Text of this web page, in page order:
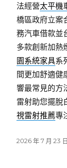
法經營太平機
橋區政府立案
務汽車借款並
多款創新加熱
園系統家具系
間更加舒適健
響最常見的方
雷射助您擺脫
視雷射推薦專
發
2026 年 7 月 23 日